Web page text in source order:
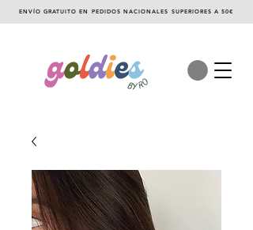
ENVÍO GRATUITO EN PEDIDOS NACIONALES SUPERIORES A 50€